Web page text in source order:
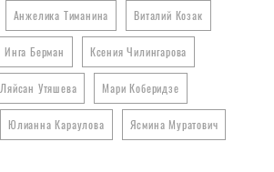
Анжелика Тиманина Виталий Козак
Инга Берман Ксения Чилингарова
Ляйсан Утяшева Мари Коберидзе
Юлианна Караулова Ясмина Муратович